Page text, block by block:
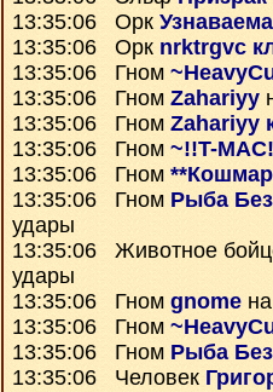
13:35:06 Орк
13:35:06 Орк nrktrgvc
13:35:06 Гном
13:35:06 Гном Zahariyy
13:35:06 Гном Zahariyy
13:35:06 Гном ~!!T-
13:35:06 Гном
13:35:06 Гном Рыба
удары
13:35:06 Животное
удары
13:35:06 Гном gnome
13:35:06 Гном
13:35:06 Гном Рыба
13:35:06 Человек